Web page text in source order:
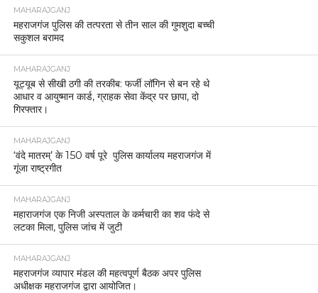
MAHARAJGANJ
महराजगंज पुलिस की तत्परता से तीन साल की गुमशुदा बच्ची
सकुशल बरामद
MAHARAJGANJ
यूट्यूब से सीखी ठगी की तरकीब: फर्जी लॉगिन से बन रहे थे
आधार व आयुष्मान कार्ड, ग्राहक सेवा केंद्र पर छापा, दो
गिरफ्तार।
MAHARAJGANJ
‘वंदे मातरम्’ के 150 वर्ष पूरे पुलिस कार्यालय महराजगंज में
गूंजा राष्ट्रगीत
MAHARAJGANJ
महाराजगंज एक निजी अस्पताल के कर्मचारी का शव फंदे से
लटका मिला, पुलिस जांच में जुटी
MAHARAJGANJ
महराजगंज व्यापार मंडल की महत्वपूर्ण बैठक अपर पुलिस
अधीक्षक महराजगंज द्वारा आयोजित।